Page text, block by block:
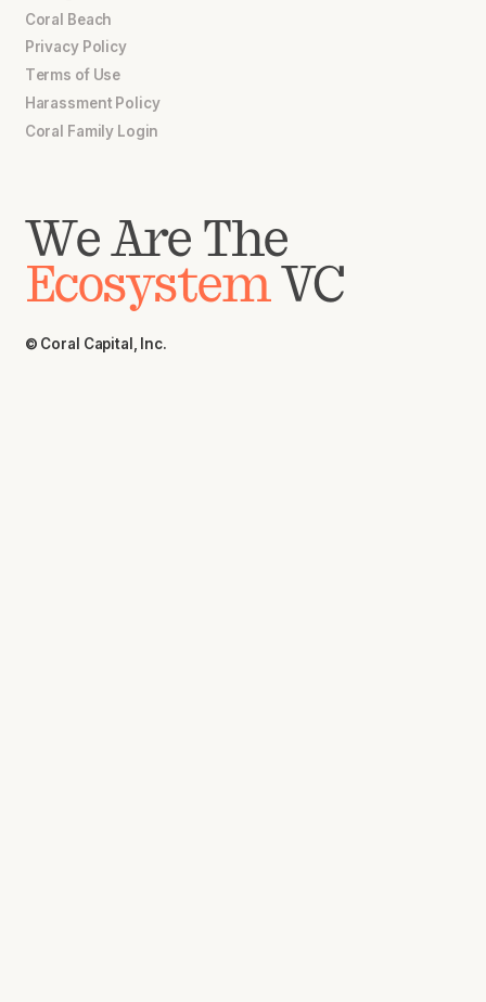
Coral Beach
Privacy Policy
Terms of Use
Harassment Policy
Coral Family Login
We Are The
EcosystemVC
© Coral Capital, Inc.